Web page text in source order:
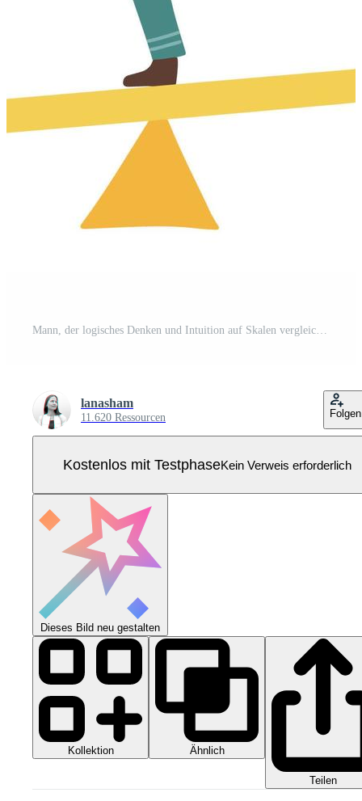
Mann, der logisches Denken und Intuition auf Skalen vergleicht. männlicher charakter, der gehirn gegen herz auf wippe betrachtet. Konzept der emotionalen Instinkte und des logischen Gleichgewichts. Verstand gegen Emotionen. flache vektorillustration. Pro Vektor
lanasham
11.620 Ressourcen Folgen
Kostenlos mit TestphaseKein Verweis erforderlich
Dieses Bild neu gestalten
Kollektion Ähnlich
Teilen